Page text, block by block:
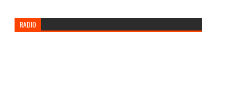
RADIO